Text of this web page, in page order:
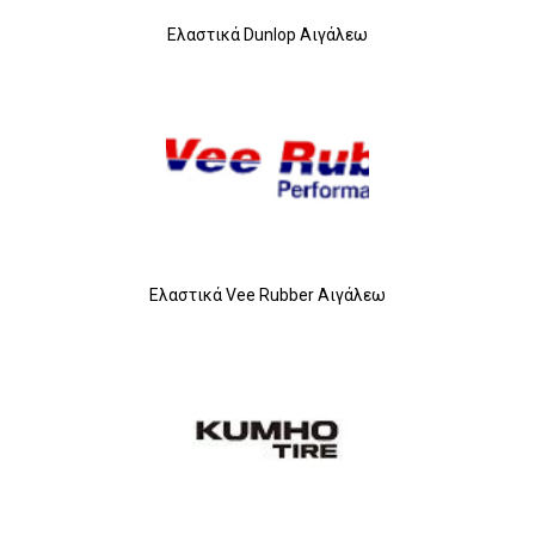
Ελαστικά Dunlop Αιγάλεω
Ελαστικά Vee Rubber Αιγάλεω